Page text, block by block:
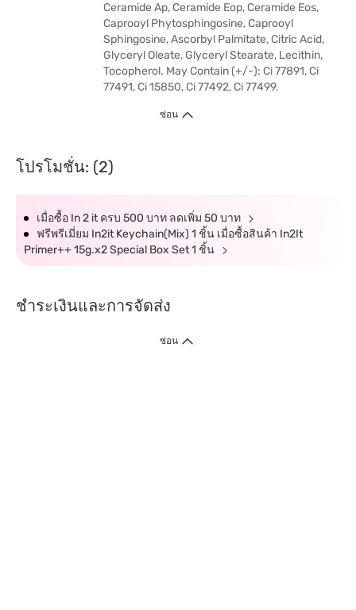
Ceramide Ap, Ceramide Eop, Ceramide Eos,
Caprooyl Phytosphingosine, Caprooyl
Sphingosine, Ascorbyl Palmitate, Citric Acid,
Glyceryl Oleate, Glyceryl Stearate, Lecithin,
Tocopherol. May Contain (+/-): Ci 77891, Ci
77491, Ci 15850, Ci 77492, Ci 77499.
ซ่อน
โปรโมชั่น: (2)
เมื่อซื้อ In 2 it ครบ 500 บาท ลดเพิ่ม 50 บาท
ฟรีพรีเมี่ยม In2it Keychain(Mix) 1 ชิ้น เมื่อซื้อสินค้า In2It
Primer++ 15g.x2 Special Box Set 1 ชิ้น
ชำระเงินและการจัดส่ง
ซ่อน